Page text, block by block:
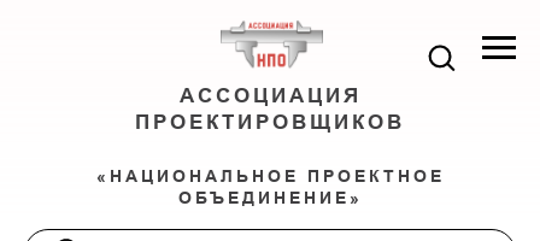
АССОЦИАЦИЯ
ПРОЕКТИРОВЩИКОВ
«НАЦИОНАЛЬНОЕ ПРОЕКТНОЕ
ОБЪЕДИНЕНИЕ»